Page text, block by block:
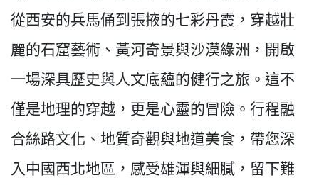
從西安的兵馬俑到張掖的七彩丹霞，穿越壯
麗的石窟藝術、黃河奇景與沙漠綠洲，開啟
一場深具歷史與人文底蘊的健行之旅。這不
僅是地理的穿越，更是心靈的冒險。行程融
合絲路文化、地質奇觀與地道美食，帶您深
入中國西北地區，感受雄渾與細膩，留下難